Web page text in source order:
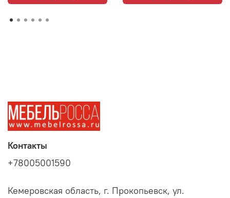
Контакты
+78005001590
Кемеровская область, г. Прокопьевск, ул.